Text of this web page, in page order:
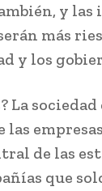
y las
más
y los
La
de las
que